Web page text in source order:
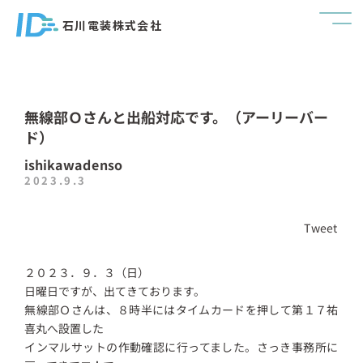
石川電装株式会社
無線部Ｏさんと出船対応です。（アーリーバー
ド）
ishikawadenso
2023.9.3
Tweet
２０２３．９．３（日）
日曜日ですが、出てきております。
無線部Ｏさんは、８時半にはタイムカードを押して第１７祐
喜丸へ設置した
インマルサットの作動確認に行ってました。さっき事務所に